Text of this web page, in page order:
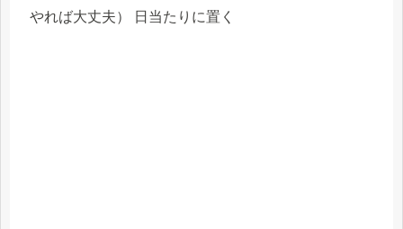
やれば大丈夫） 日当たりに置く